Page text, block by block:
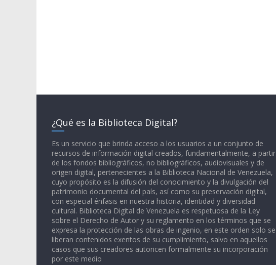
¿Qué es la Biblioteca Digital?
Es un servicio que brinda acceso a los usuarios a un conjunto de
recursos de información digital creados, fundamentalmente, a partir
de los fondos bibliográficos, no bibliográficos, audiovisuales y de
origen digital, pertenecientes a la Biblioteca Nacional de Venezuela,
cuyo propósito es la difusión del conocimiento y la divulgación del
patrimonio documental del país, así como su preservación digital,
con especial énfasis en nuestra historia, identidad y diversidad
cultural. Biblioteca Digital de Venezuela es respetuosa de la Ley
sobre el Derecho de Autor y su reglamento en los términos que se
expresa la protección de las obras de ingenio, en este orden solo se
liberan contenidos exentos de su cumplimiento, salvo en aquellos
casos que sus creadores autoricen formalmente su incorporación
por este medio